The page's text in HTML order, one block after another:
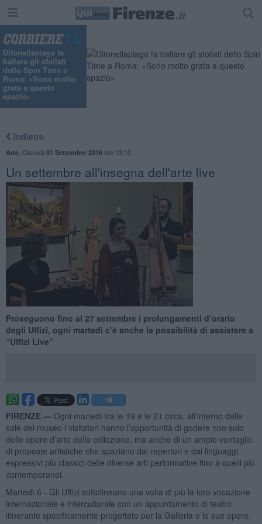
Ditonellapiaga fa
ballare gli sfollati
dello Spin Time a
Roma: «Sono molto
grata a questo
spazio»
Indietro
Arte, Giovedì 01 Settembre 2016ore 13:10
Un settembre all'insegna dell'arte live
Proseguono fino al 27 settembre i prolungamenti d’orario
degli Uffizi, ogni martedì c’è anche la possibilità di assistere a
“Uffizi Live”
FIRENZE — Ogni martedì tra le 19 e le 21 circa, all’interno delle
sale del museo i visitatori hanno l’opportunità di godere non solo
delle opere d’arte della collezione, ma anche di un ampio ventaglio
di proposte artistiche che spaziano dai repertori e dai linguaggi
espressivi più classici delle diverse arti performative fino a quelli più
contemporanei.
Martedì 6 - Gli Uffizi sottolineano una volta di più la loro vocazione
internazionale e interculturale con un appuntamento di teatro
itinerante specificamente progettato per la Galleria e le sue opere.